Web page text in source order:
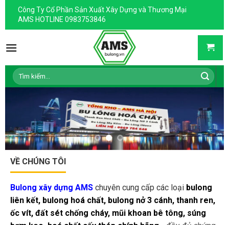
content
Công Ty Cổ Phần Sản Xuất Xây Dựng và Thương Mại
AMS HOTLINE 0983753846
Tìm
kiếm:
VỀ CHÚNG TÔI
liên kết, bulong hoá chất, bulong nở 3 cánh, thanh ren,
ốc vít, đất sét chống cháy, mũi khoan bê tông, súng
bơm keo, hoá chất cấy thép chính hãng… đầy đủ chứng